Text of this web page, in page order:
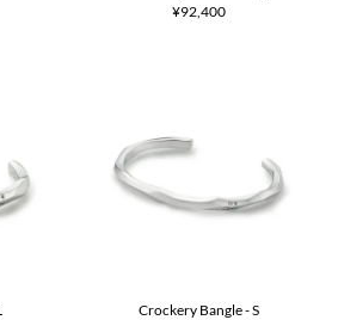
¥92,400
Crockery Bangle - S